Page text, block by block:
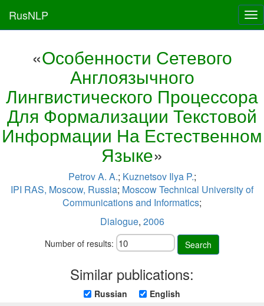
RusNLP
«Особенности Сетевого
Англоязычного
Лингвистического Процессора
Для Формализации Текстовой
Информации На Естественном
Языке»
Petrov A. A.; Kuznetsov Ilya P.;
IPI RAS, Moscow, Russia; Moscow Technical University of
Communications and Informatics;
Dialogue, 2006
Number of results: Search
Similar publications:
Russian English